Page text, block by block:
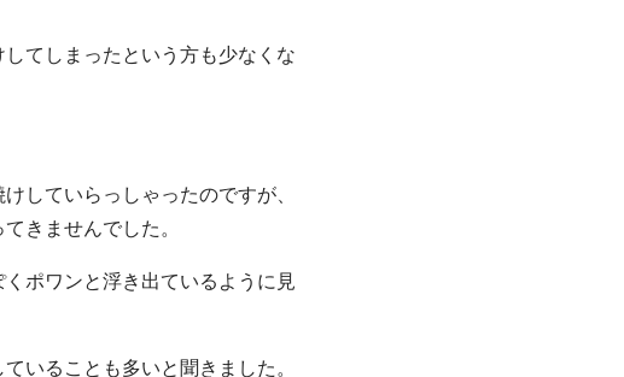
てしまったという方も少なくな
していらっしゃったのですが、
きませんでした。
ポワンと浮き出ているように見
いることも多いと聞きました。